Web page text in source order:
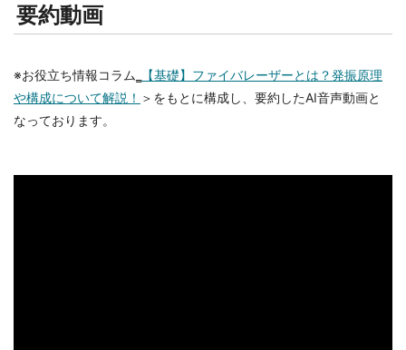
要約動画
※お役立ち情報コラム‗
【基礎】ファイバレーザーとは？発振原理
や構成について解説！ ＞をもとに構成し、要約したAI音声動画と
なっております。